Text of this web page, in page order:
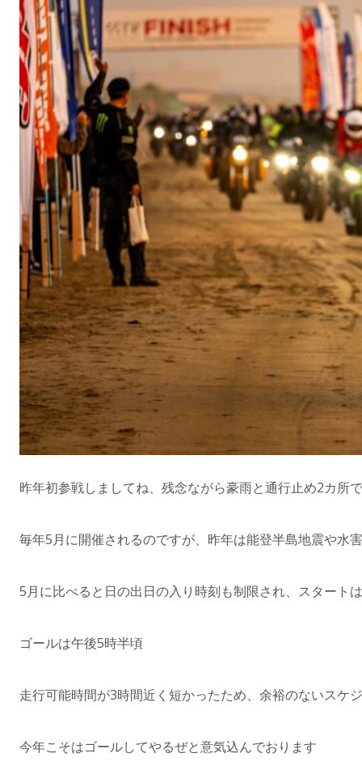
昨年初参戦しましてね、残念ながら豪雨と通行止め2カ所
毎年5月に開催されるのですが、昨年は能登半島地震や水
5月に比べると日の出日の入り時刻も制限され、スタート
ゴールは午後5時半頃
走行可能時間が3時間近く短かったため、余裕のないスケ
今年こそはゴールしてやるぜと意気込んでおります